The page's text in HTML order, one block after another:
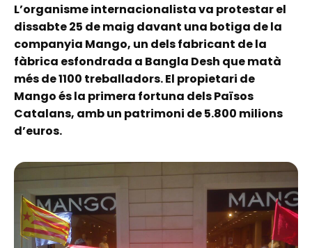
L’organisme internacionalista va protestar el
dissabte 25 de maig davant una botiga de la
companyia Mango, un dels fabricant de la
fàbrica esfondrada a Bangla Desh que matà
més de 1100 treballadors. El propietari de
Mango és la primera fortuna dels Països
Catalans, amb un patrimoni de 5.800 milions
d’euros.